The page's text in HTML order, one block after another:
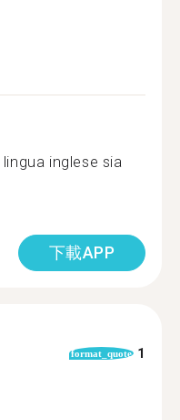
inglese sia
下載APP
format_quote 1